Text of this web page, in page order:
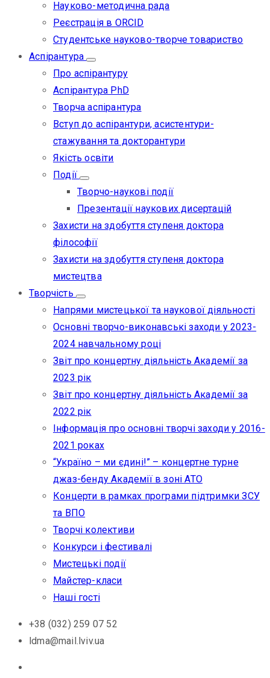
Науково-методична рада
Реєстрація в ORCID
Студентське науково-творче товариство
Аспірантура
Про аспірантуру
Аспірантура PhD
Творча аспірантура
Вступ до аспірантури, асистентури-
стажування та докторантури
Якість освіти
Події
Творчо-наукові події
Презентації наукових дисертацій
Захисти на здобуття ступеня доктора
філософії
Захисти на здобуття ступеня доктора
мистецтва
Творчість
Напрями мистецької та наукової діяльності
Основні творчо-виконавські заходи у 2023-
2024 навчальному році
Звіт про концертну діяльність Академії за
2023 рік
Звіт про концертну діяльність Академії за
2022 рік
Інформація про основні творчі заходи у 2016-
2021 роках
“Україно – ми єдині!” – концертне турне
джаз-бенду Академії в зоні АТО
Концерти в рамках програми підтримки ЗСУ
та ВПО
Творчі колективи
Конкурси і фестивалі
Мистецькі події
Майстер-класи
Наші гості
+38 (032) 259 07 52
ldma@mail.lviv.ua